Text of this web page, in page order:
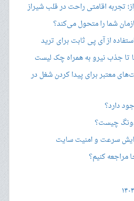
تجربه اقامتی راحت در قلب شیراز
از آی پی ثابت برای ترید
تا جذب نیرو به همراه چک لیست
معتبر برای پیدا کردن شغل در
دارد؟
چیست؟
سرعت و امنیت سایت
مراجعه کنیم؟